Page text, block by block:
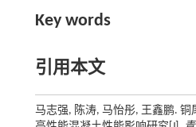
Key words
引用本文
马志强, 陈涛, 马怡彤, 王鑫鹏.